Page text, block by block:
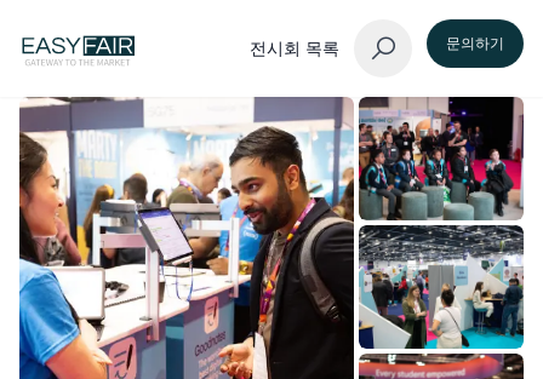
전시회 목록 문의하기